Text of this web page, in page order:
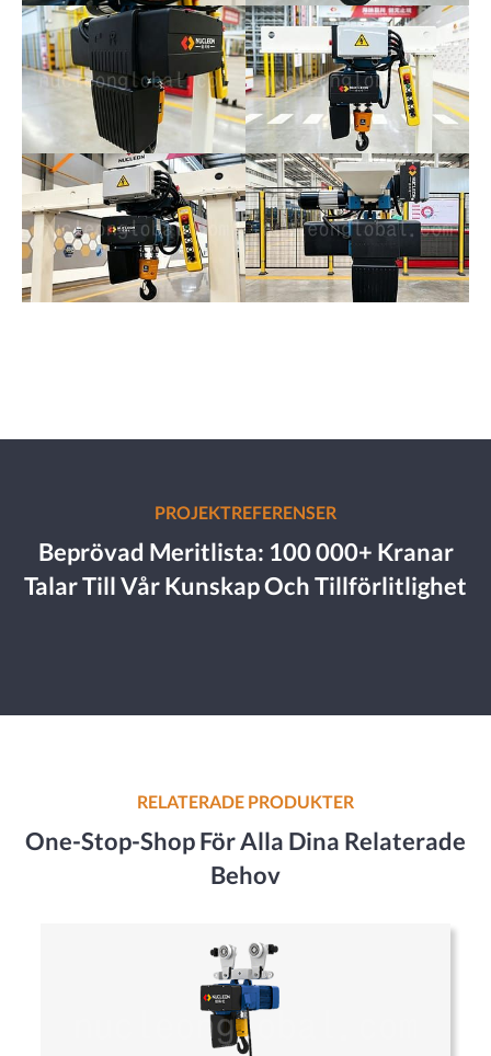
PROJEKTREFERENSER
Beprövad Meritlista: 100 000+ Kranar
Talar Till Vår Kunskap Och Tillförlitlighet
RELATERADE PRODUKTER
One-Stop-Shop För Alla Dina Relaterade
Behov